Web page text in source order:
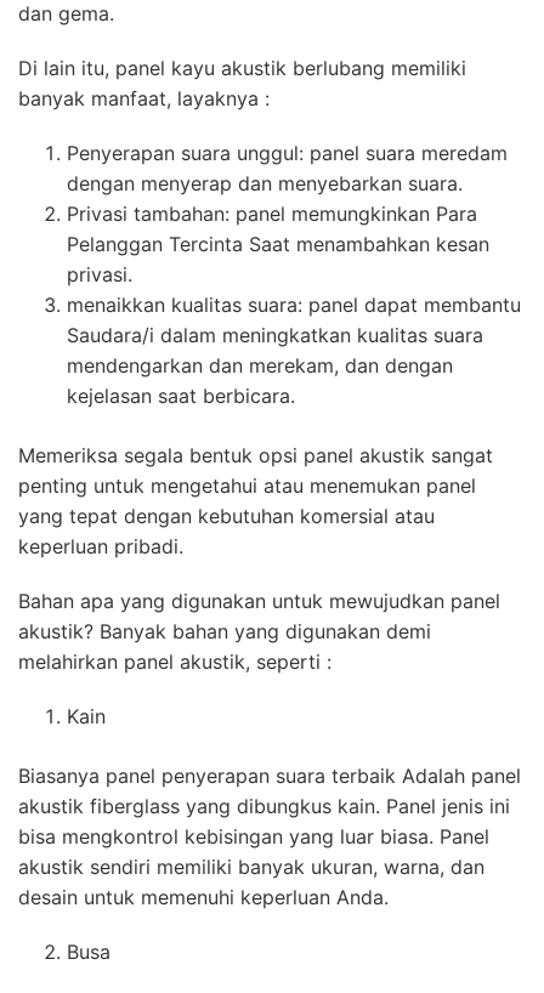
dan gema.
Di lain itu, panel kayu akustik berlubang memiliki
banyak manfaat, layaknya :
Penyerapan suara unggul: panel suara meredam
dengan menyerap dan menyebarkan suara.
Privasi tambahan: panel memungkinkan Para
Pelanggan Tercinta Saat menambahkan kesan
privasi.
menaikkan kualitas suara: panel dapat membantu
Saudara/i dalam meningkatkan kualitas suara
mendengarkan dan merekam, dan dengan
kejelasan saat berbicara.
Memeriksa segala bentuk opsi panel akustik sangat
penting untuk mengetahui atau menemukan panel
yang tepat dengan kebutuhan komersial atau
keperluan pribadi.
Bahan apa yang digunakan untuk mewujudkan panel
akustik? Banyak bahan yang digunakan demi
melahirkan panel akustik, seperti :
Kain
Biasanya panel penyerapan suara terbaik Adalah panel
akustik fiberglass yang dibungkus kain. Panel jenis ini
bisa mengkontrol kebisingan yang luar biasa. Panel
akustik sendiri memiliki banyak ukuran, warna, dan
desain untuk memenuhi keperluan Anda.
Busa